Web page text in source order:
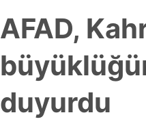
AFAD,
duyurdu